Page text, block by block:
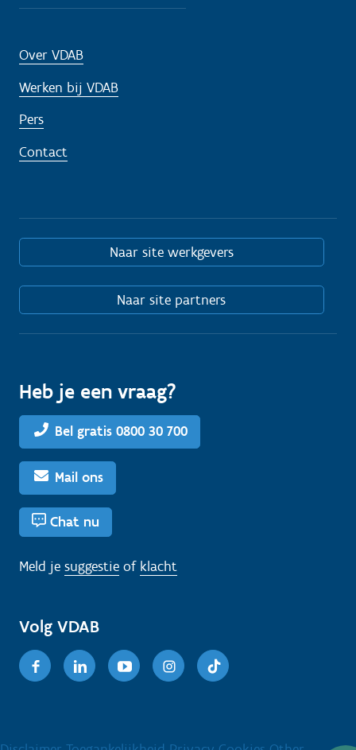
Over VDAB
Werken bij VDAB
Pers
Contact
Naar site werkgevers
Naar site partners
Heb je een vraag?
Bel gratis 0800 30 700
Mail ons
Chat nu
Meld je suggestie of klacht
Volg VDAB
FacebookLinkedinYoutubeInstagram